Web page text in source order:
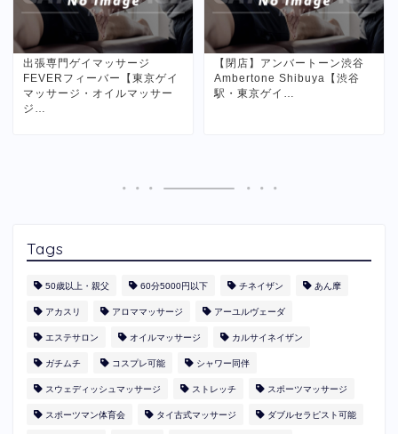
出張専門ゲイマッサージ
FEVERフィーバー【東京ゲイ
マッサージ・オイルマッサー
ジ…
【閉店】アンバートーン渋谷
Ambertone Shibuya【渋谷
駅・東京ゲイ…
Tags
50歳以上・親父 60分5000円以下 ​チネイザン あん摩
アカスリ アロママッサージ アーユルヴェーダ
エステサロン オイルマッサージ カルサイネイザン
ガチムチ コスプレ可能 シャワー同伴
スウェディッシュマッサージ ストレッチ スポーツマッサージ
スポーツマン体育会 タイ古式マッサージ ダブルセラピスト可能